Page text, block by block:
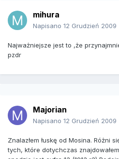
mihura
Napisano 12 Grudzień 2009
Najważniejsze jest to ,że
pzdr
Majorian
Napisano 12 Grudzień 2009
Znalazłem łuskę od Mosina. Różni
tych, które dotychczas